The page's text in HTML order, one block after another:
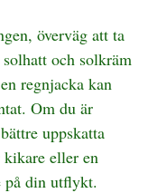
överväg att ta
och solkräm
regnjacka kan
Om du är
uppskatta
eller en
på din utflykt.